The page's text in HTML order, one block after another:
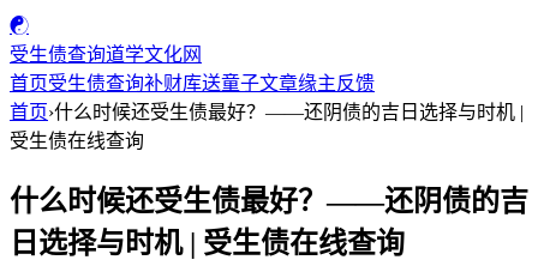
☯
受生债查询道学文化网
首页受生债查询补财库送童子文章缘主反馈
首页›什么时候还受生债最好？——还阴债的吉日选择与时机 |
受生债在线查询
什么时候还受生债最好？——还阴债的吉
日选择与时机 | 受生债在线查询